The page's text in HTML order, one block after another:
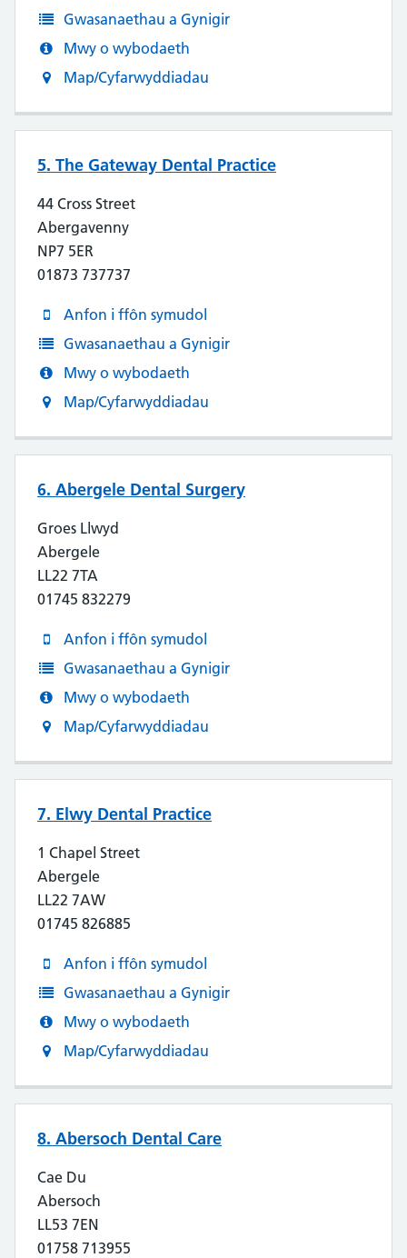
Gwasanaethau a Gynigir
Mwy o wybodaeth
Map/Cyfarwyddiadau
5. The Gateway Dental Practice
44 Cross Street
Abergavenny
NP7 5ER
01873 737737
Anfon i ffôn symudol
Gwasanaethau a Gynigir
Mwy o wybodaeth
Map/Cyfarwyddiadau
6. Abergele Dental Surgery
Groes Llwyd
Abergele
LL22 7TA
01745 832279
Anfon i ffôn symudol
Gwasanaethau a Gynigir
Mwy o wybodaeth
Map/Cyfarwyddiadau
7. Elwy Dental Practice
1 Chapel Street
Abergele
LL22 7AW
01745 826885
Anfon i ffôn symudol
Gwasanaethau a Gynigir
Mwy o wybodaeth
Map/Cyfarwyddiadau
8. Abersoch Dental Care
Cae Du
Abersoch
LL53 7EN
01758 713955